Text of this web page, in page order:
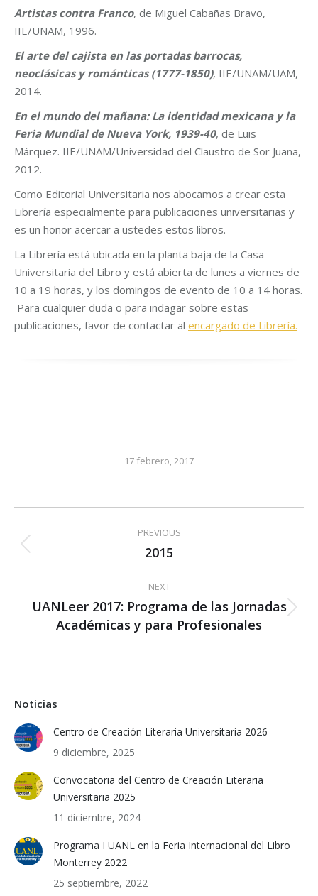
Artistas contra Franco, de Miguel Cabañas Bravo,
IIE/UNAM, 1996.
El arte del cajista en las portadas barrocas,
neoclásicas y románticas (1777-1850), IIE/UNAM/UAM,
2014.
En el mundo del mañana: La identidad mexicana y la
Feria Mundial de Nueva York, 1939-40, de Luis
Márquez. IIE/UNAM/Universidad del Claustro de Sor Juana,
2012.
Como Editorial Universitaria nos abocamos a crear esta
Librería especialmente para publicaciones universitarias y
es un honor acercar a ustedes estos libros.
La Librería está ubicada en la planta baja de la Casa
Universitaria del Libro y está abierta de lunes a viernes de
10 a 19 horas, y los domingos de evento de 10 a 14 horas.
Para cualquier duda o para indagar sobre estas
publicaciones, favor de contactar al encargado de Librería.
17 febrero, 2017
navigation
PREVIOUS
Previous
2015
NEXT
Next
post:
UANLeer 2017: Programa de las Jornadas
Académicas y para Profesionales
Noticias
Centro de Creación Literaria Universitaria 2026
9 diciembre, 2025
Convocatoria del Centro de Creación Literaria
Universitaria 2025
11 diciembre, 2024
Programa I UANL en la Feria Internacional del Libro
Monterrey 2022
25 septiembre, 2022